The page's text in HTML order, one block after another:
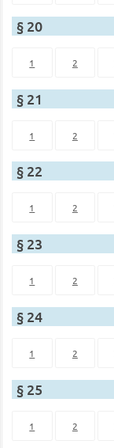
§ 20
1 2
§ 21
1 2
§ 22
1 2
§ 23
1 2
§ 24
1 2
§ 25
1 2